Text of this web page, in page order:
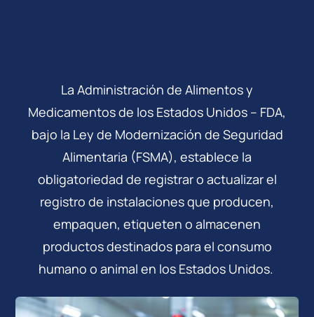
La Administración de Alimentos y
Medicamentos de los Estados Unidos – FDA,
bajo la Ley de Modernización de Seguridad
Alimentaria (FSMA), establece la
obligatoriedad de registrar o actualizar el
registro de instalaciones que producen,
empaquen, etiqueten o almacenen
productos destinados para el consumo
humano o animal en los Estados Unidos. ​